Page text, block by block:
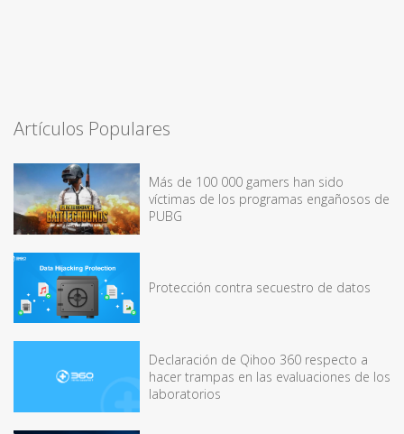
Artículos Populares
Más de 100 000 gamers han sido
víctimas de los programas engañosos de
PUBG
Protección contra secuestro de datos
Declaración de Qihoo 360 respecto a
hacer trampas en las evaluaciones de los
laboratorios